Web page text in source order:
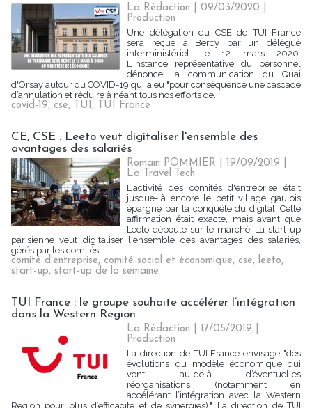
La Rédaction | 09/03/2020
Production
Une délégation du CSE de TUI France
sera reçue à Bercy par un délégué
interministériel le 12 mars 2020.
L'instance représentative du personnel
dénonce la communication du Quai
d'Orsay autour du COVID-19 qui a eu "pour conséquence une cascade
d’annulation et réduire à néant tous nos efforts de...
covid-19, cse, TUI, TUI France
CE, CSE : Leeto veut digitaliser l'ensemble des
avantages des salariés
Romain POMMIER | 19/09/2019
La Travel Tech
L'activité des comités d'entreprise était
jusque-là encore le petit village gaulois
épargné par la conquête du digital. Cette
affirmation était exacte, mais avant que
Leeto déboule sur le marché. La start-up
parisienne veut digitaliser l'ensemble des avantages des salariés,
gérés par les comités...
comité d'entreprise, comité social et économique, cse, leeto,
start-up, start-up de la semaine
TUI France : le groupe souhaite accélérer l’intégration
dans la Western Region
La Rédaction | 17/05/2019
Production
La direction de TUI France envisage "des
évolutions du modèle économique qui
vont au-delà d’éventuelles
réorganisations (notamment en
accélérant l’intégration avec la Western
Region pour plus d’efficacité et de synergies)." La direction de TUI